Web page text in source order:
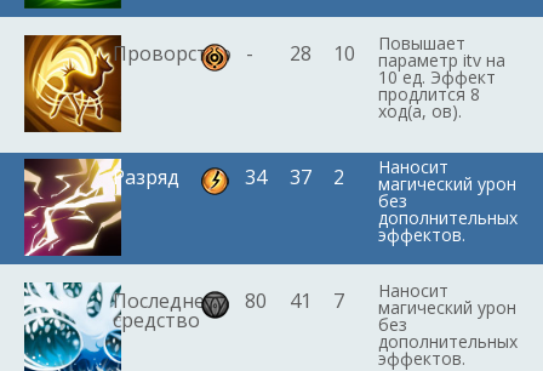
Проворство - 28 10 Повышает
параметр itv на
10 ед. Эффект
продлится 8
ход(а, ов).
Разряд 34 37 2 Наносит
магический урон
без
дополнительных
эффектов.
Последнее
средство
80 41 7 Наносит
магический урон
без
дополнительных
эффектов.